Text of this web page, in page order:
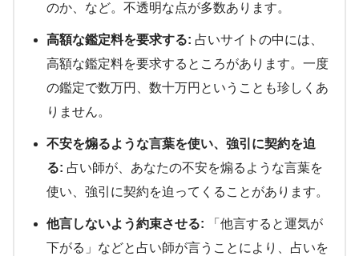
のか、など。不透明な点が多数あります。
高額な鑑定料を要求する: 占いサイトの中には、
高額な鑑定料を要求するところがあります。一度
の鑑定で数万円、数十万円ということも珍しくあ
りません。
不安を煽るような言葉を使い、強引に契約を迫
る: 占い師が、あなたの不安を煽るような言葉を
使い、強引に契約を迫ってくることがあります。
他言しないよう約束させる: 「他言すると運気が
下がる」などと占い師が言うことにより、占いを